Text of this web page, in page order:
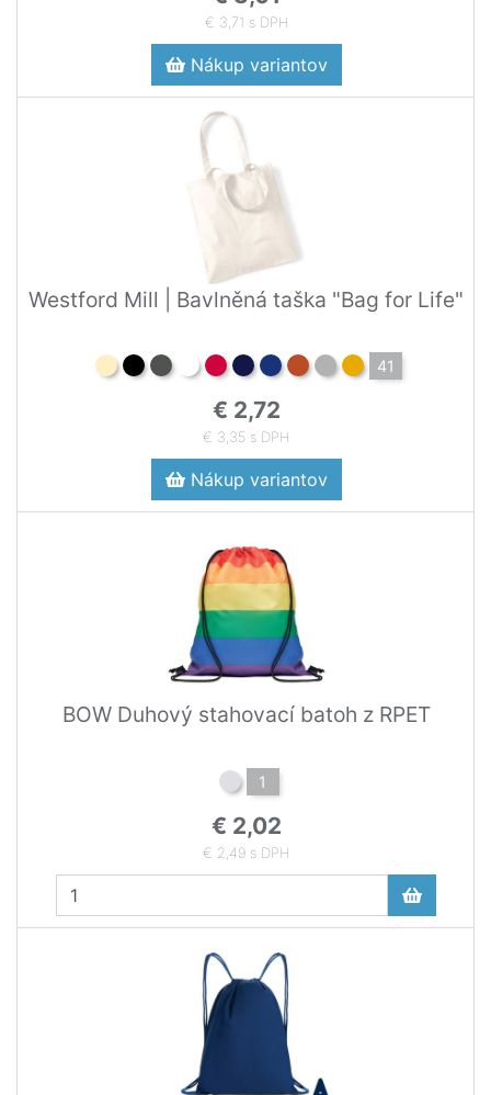
€ 3,71 s DPH
Nákup variantov
Westford Mill | Bavlněná taška "Bag for Life"
41
€ 2,72
€ 3,35 s DPH
Nákup variantov
BOW Duhový stahovací batoh z RPET
1
€ 2,02
€ 2,49 s DPH